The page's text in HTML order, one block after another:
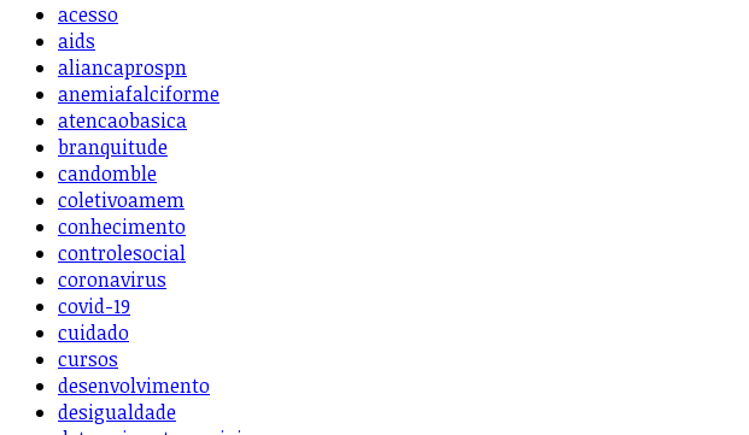
acesso
aids
aliancaprospn
anemiafalciforme
atencaobasica
branquitude
candomble
coletivoamem
conhecimento
controlesocial
coronavirus
covid-19
cuidado
cursos
desenvolvimento
desigualdade